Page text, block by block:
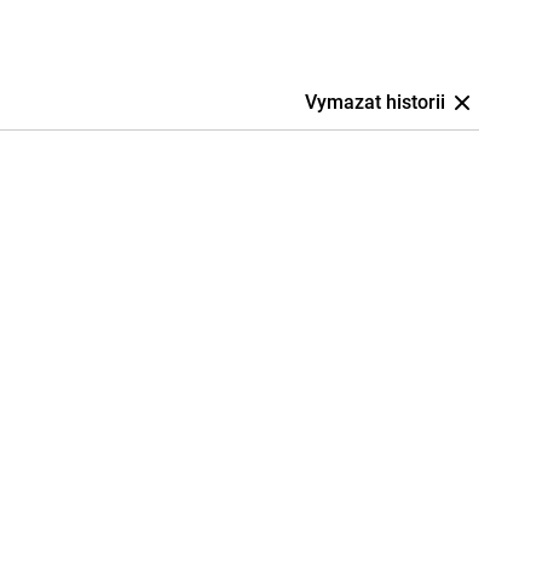
Vymazat historii